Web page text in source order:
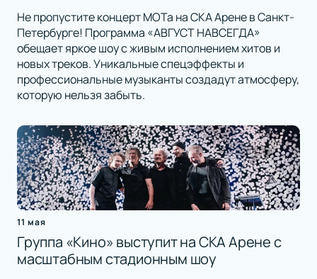
Не пропустите концерт МОТа на СКА Арене в Санкт-
Петербурге! Программа «АВГУСТ НАВСЕГДА»
обещает яркое шоу с живым исполнением хитов и
новых треков. Уникальные спецэффекты и
профессиональные музыканты создадут атмосферу,
которую нельзя забыть.
11 мая
Группа «Кино» выступит на СКА Арене с
масштабным стадионным шоу